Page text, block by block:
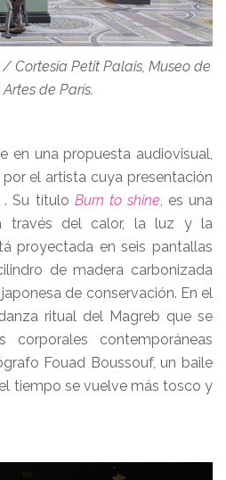
Cortesía Petit Palais, Museo de
de París.
en una propuesta audiovisual,
el artista cuya presentación
. Su título Burn to shine , es una
través del calor, la luz y la
proyectada en seis pantallas
de madera carbonizada
de conservación. En el
ritual del Magreb que se
corporales contemporáneas
Fouad Boussouf, un baile
tiempo se vuelve más tosco y